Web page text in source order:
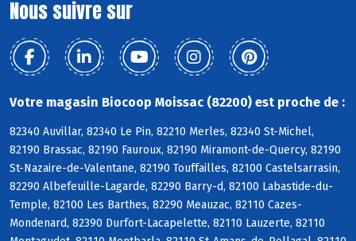
Nous suivre sur
Votre magasin Biocoop Moissac (82200) est proche de :
82340 Auvillar, 82340 Le Pin, 82210 Merles, 82340 St-Michel,
82190 Brassac, 82190 Fauroux, 82190 Miramont-de-Quercy, 82190
St-Nazaire-de-Valentane, 82190 Touffailles, 82100 Castelsarrasin,
82290 Albefeuille-Lagarde, 82290 Barry-d, 82100 Labastide-du-
Temple, 82100 Les Barthes, 82290 Meauzac, 82110 Cazes-
Mondenard, 82390 Durfort-Lacapelette, 82110 Lauzerte, 82110